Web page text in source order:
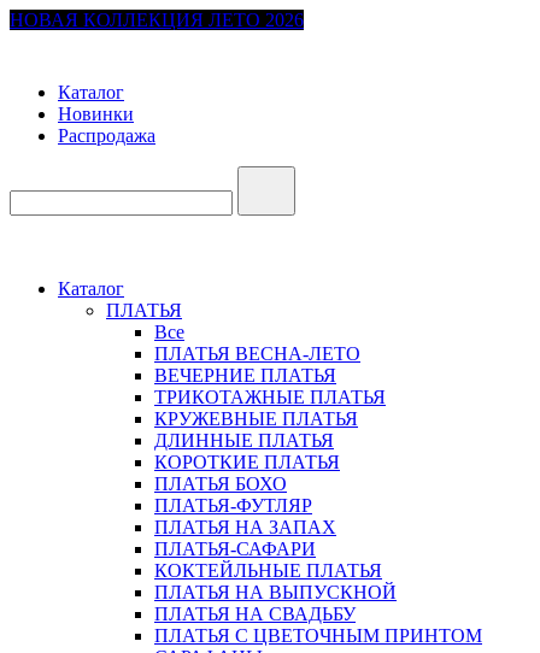
НОВАЯ КОЛЛЕКЦИЯ ЛЕТО 2026
Каталог
Новинки
Распродажа
Каталог
ПЛАТЬЯ
Все
ПЛАТЬЯ ВЕСНА-ЛЕТО
ВЕЧЕРНИЕ ПЛАТЬЯ
ТРИКОТАЖНЫЕ ПЛАТЬЯ
КРУЖЕВНЫЕ ПЛАТЬЯ
ДЛИННЫЕ ПЛАТЬЯ
КОРОТКИЕ ПЛАТЬЯ
ПЛАТЬЯ БОХО
ПЛАТЬЯ-ФУТЛЯР
ПЛАТЬЯ НА ЗАПАХ
ПЛАТЬЯ-САФАРИ
КОКТЕЙЛЬНЫЕ ПЛАТЬЯ
ПЛАТЬЯ НА ВЫПУСКНОЙ
ПЛАТЬЯ НА СВАДЬБУ
ПЛАТЬЯ С ЦВЕТОЧНЫМ ПРИНТОМ